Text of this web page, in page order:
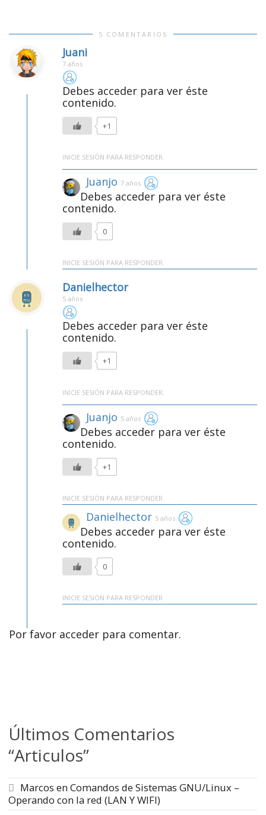
5 COMENTARIOS
Juani
7 años
Debes acceder para ver éste
contenido.
+1
INICIE SESIÓN PARA RESPONDER.
Juanjo 7 años
Debes acceder para ver éste
contenido.
0
INICIE SESIÓN PARA RESPONDER.
Danielhector
5 años
Debes acceder para ver éste
contenido.
+1
INICIE SESIÓN PARA RESPONDER.
Juanjo 5 años
Debes acceder para ver éste
contenido.
+1
INICIE SESIÓN PARA RESPONDER.
Danielhector 5 años
Debes acceder para ver éste
contenido.
0
INICIE SESIÓN PARA RESPONDER.
Por favor acceder para comentar.
Últimos Comentarios
“Articulos”
Marcos enComandos de Sistemas GNU/Linux –
Operando con la red (LAN Y WIFI)